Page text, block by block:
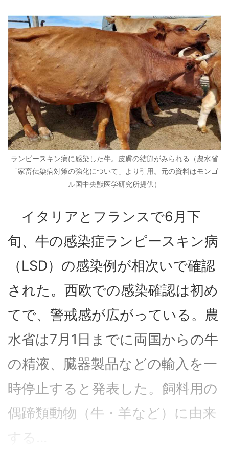
ランピースキン病に感染した牛。皮膚の結節がみられる（農水省
「家畜伝染病対策の強化について」より引用。元の資料はモンゴ
ル国中央獣医学研究所提供）
イタリアとフランスで6月下
旬、牛の感染症ランピースキン病
（LSD）の感染例が相次いで確認
された。西欧での感染確認は初め
てで、警戒感が広がっている。農
水省は7月1日までに両国からの牛
の精液、臓器製品などの輸入を一
時停止すると発表した。飼料用の
偶蹄類動物（牛・羊など）に由来
する...